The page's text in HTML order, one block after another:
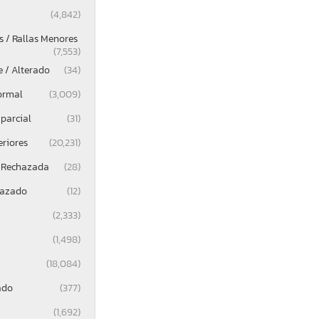
(4,842)
Rallas Menores
(7,553)
/ Alterado
(34)
(3,009)
(31)
(20,231)
(28)
(12)
(2,333)
(1,498)
(18,084)
(377)
(1,692)